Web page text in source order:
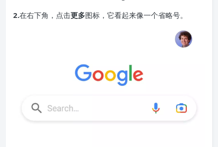
2.在右下角，点击更多图标，它看起来像一个省略号。